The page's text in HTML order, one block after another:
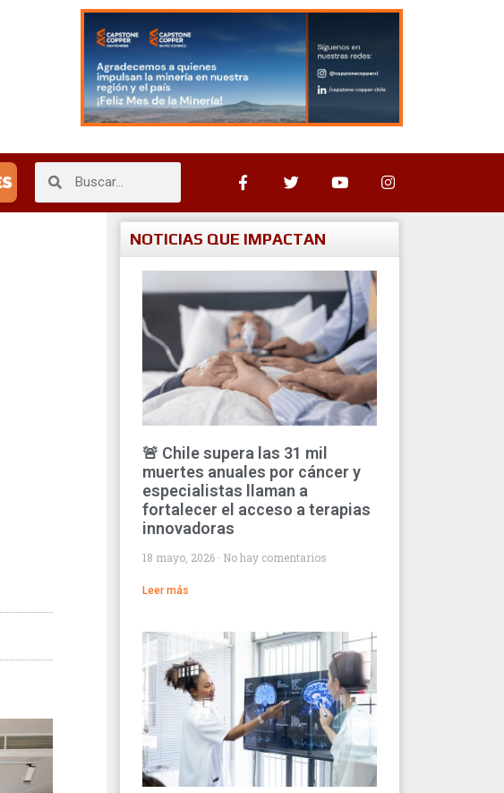
NOTICIAS QUE IMPACTAN
🚨 Chile supera las 31 mil
muertes anuales por cáncer y
especialistas llaman a
fortalecer el acceso a terapias
innovadoras
18 mayo, 2026 No hay comentarios
Leer más